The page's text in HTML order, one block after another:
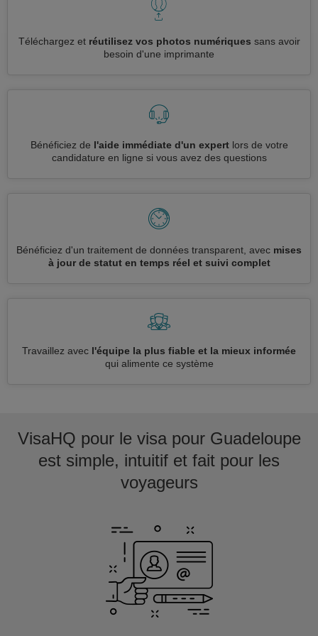
Téléchargez et réutilisez vos photos numériques sans avoir
besoin d'une imprimante
Bénéficiez de l'aide immédiate d'un expertlors de votre
candidature en ligne si vous avez des questions
Bénéficiez d'un traitement de données transparent, avec mises
à jour de statut en temps réel et suivi complet
Travaillez avec l'équipe la plus fiable et la mieux informée
qui alimente ce système
VisaHQ pour le visa pour Guadeloupe
est simple, intuitif et fait pour les
voyageurs